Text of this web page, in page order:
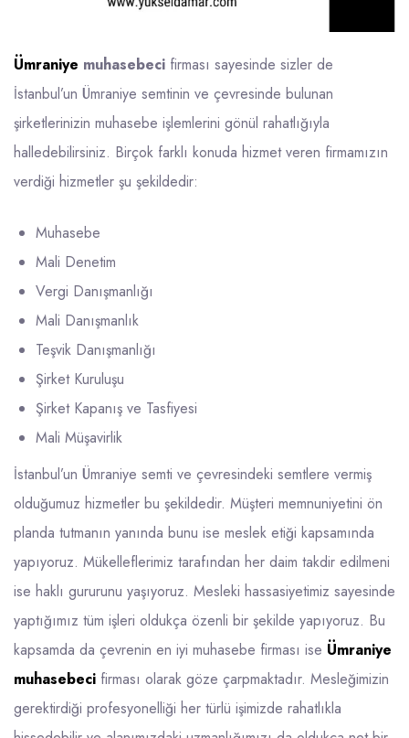
Ümraniye muhasebeci firması sayesinde sizler de
İstanbul’un Ümraniye semtinin ve çevresinde bulunan
şirketlerinizin muhasebe işlemlerini gönül rahatlığıyla
halledebilirsiniz. Birçok farklı konuda hizmet veren firmamızın
verdiği hizmetler şu şekildedir:
Muhasebe
Mali Denetim
Vergi Danışmanlığı
Mali Danışmanlık
Teşvik Danışmanlığı
Şirket Kuruluşu
Şirket Kapanış ve Tasfiyesi
Mali Müşavirlik
İstanbul’un Ümraniye semti ve çevresindeki semtlere vermiş
olduğumuz hizmetler bu şekildedir. Müşteri memnuniyetini ön
planda tutmanın yanında bunu ise meslek etiği kapsamında
yapıyoruz. Mükelleflerimiz tarafından her daim takdir edilmeni
ise haklı gururunu yaşıyoruz. Mesleki hassasiyetimiz sayesinde
yaptığımız tüm işleri oldukça özenli bir şekilde yapıyoruz. Bu
kapsamda da çevrenin en iyi muhasebe firması ise Ümraniye
muhasebeci firması olarak göze çarpmaktadır. Mesleğimizin
gerektirdiği profesyonelliği her türlü işimizde rahatlıkla